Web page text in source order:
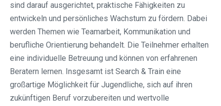
sind darauf ausgerichtet, praktische Fähigkeiten zu
entwickeln und persönliches Wachstum zu fördern. Dabei
werden Themen wie Teamarbeit, Kommunikation und
berufliche Orientierung behandelt. Die Teilnehmer erhalten
eine individuelle Betreuung und können von erfahrenen
Beratern lernen. Insgesamt ist Search & Train eine
großartige Möglichkeit für Jugendliche, sich auf ihren
zukünftigen Beruf vorzubereiten und wertvolle